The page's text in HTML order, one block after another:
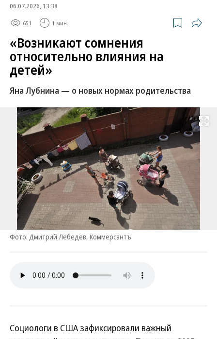
06.07.2026, 13:38
651 1 мин.
«Возникают сомнения
относительно влияния на
детей»
Яна Лубнина — о новых нормах родительства
Развернуть
Фото: Дмитрий Лебедев, Коммерсантъ
Социологи в США зафиксировали важный